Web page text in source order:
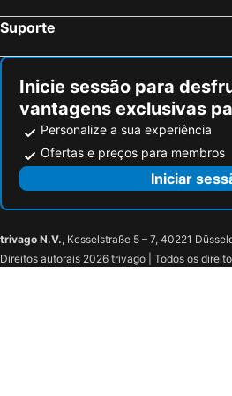
Suporte
Inicie sessão para
vantagens exclusivas
Personalize a sua experiência
Ofertas e preços para membros
Iniciar
trivago N.V., Kesselstraße 5 – 7, 40221
Direitos autorais 2026 trivago | Todos os